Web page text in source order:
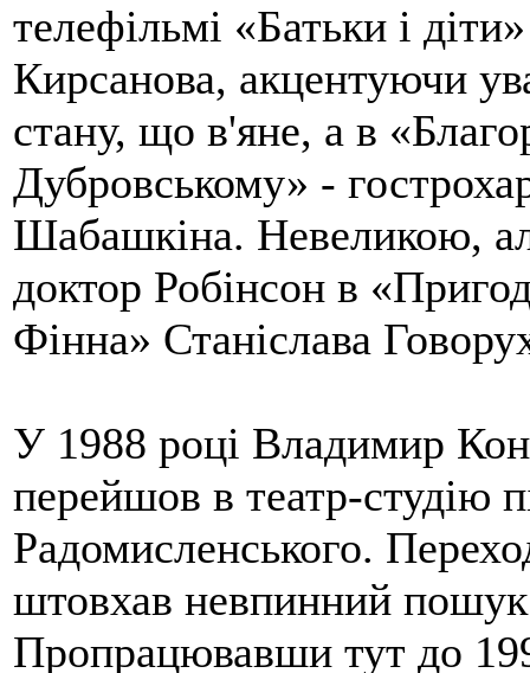
телефільмі «Батьки і
Кирсанова, акцентуючи
стану, що в'яне, а в
Дубровському» -
Шабашкіна. Невеликою,
доктор Робінсон в
Фінна» Станіслава
У 1988 році Владимир
перейшов в театр-студію
Радомисленського.
штовхав невпинний пошук
Пропрацювавши тут до